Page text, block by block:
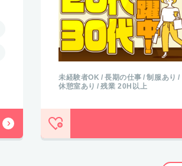
未経験者OK 長期の仕事 制服あり
休憩室あり
残業 20H以上